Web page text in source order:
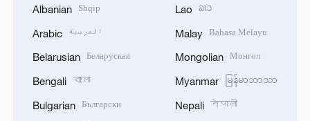
Albanian Shqip
Arabic العربية
Belarusian Беларуская
Bengali বাংলা
Bulgarian Български
Lao ລາວ
Malay Bahasa Melayu
Mongolian Монгол
Myanmar မြန်မာဘာသာ
Nepali नेपाली